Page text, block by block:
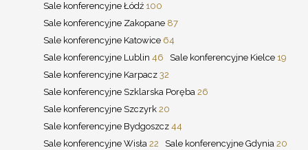
Sale konferencyjne Łódź 100
Sale konferencyjne Zakopane 87
Sale konferencyjne Katowice 64
Sale konferencyjne Lublin 46 Sale konferencyjne Kielce 19
Sale konferencyjne Karpacz 32
Sale konferencyjne Szklarska Poręba 26
Sale konferencyjne Szczyrk 20
Sale konferencyjne Bydgoszcz 44
Sale konferencyjne Wisła 22 Sale konferencyjne Gdynia 20